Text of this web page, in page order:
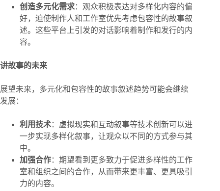
创造多元化需求：观众积极表达对多样化内容的偏
好，迫使制作人和工作室优先考虑包容性的故事叙
述。这些平台上引发的对话影响着制作和发行的内
容。
讲故事的未来
展望未来，多元化和包容性的故事叙述趋势可能会继续
发展：
利用技术：虚拟现实和互动叙事等技术创新可以进
一步实现多样化叙事，让观众以不同的方式参与其
中。
加强合作：期望看到更多致力于促进多样性的工作
室和组织之间的合作，从而带来更丰富、更具吸引
力的内容。